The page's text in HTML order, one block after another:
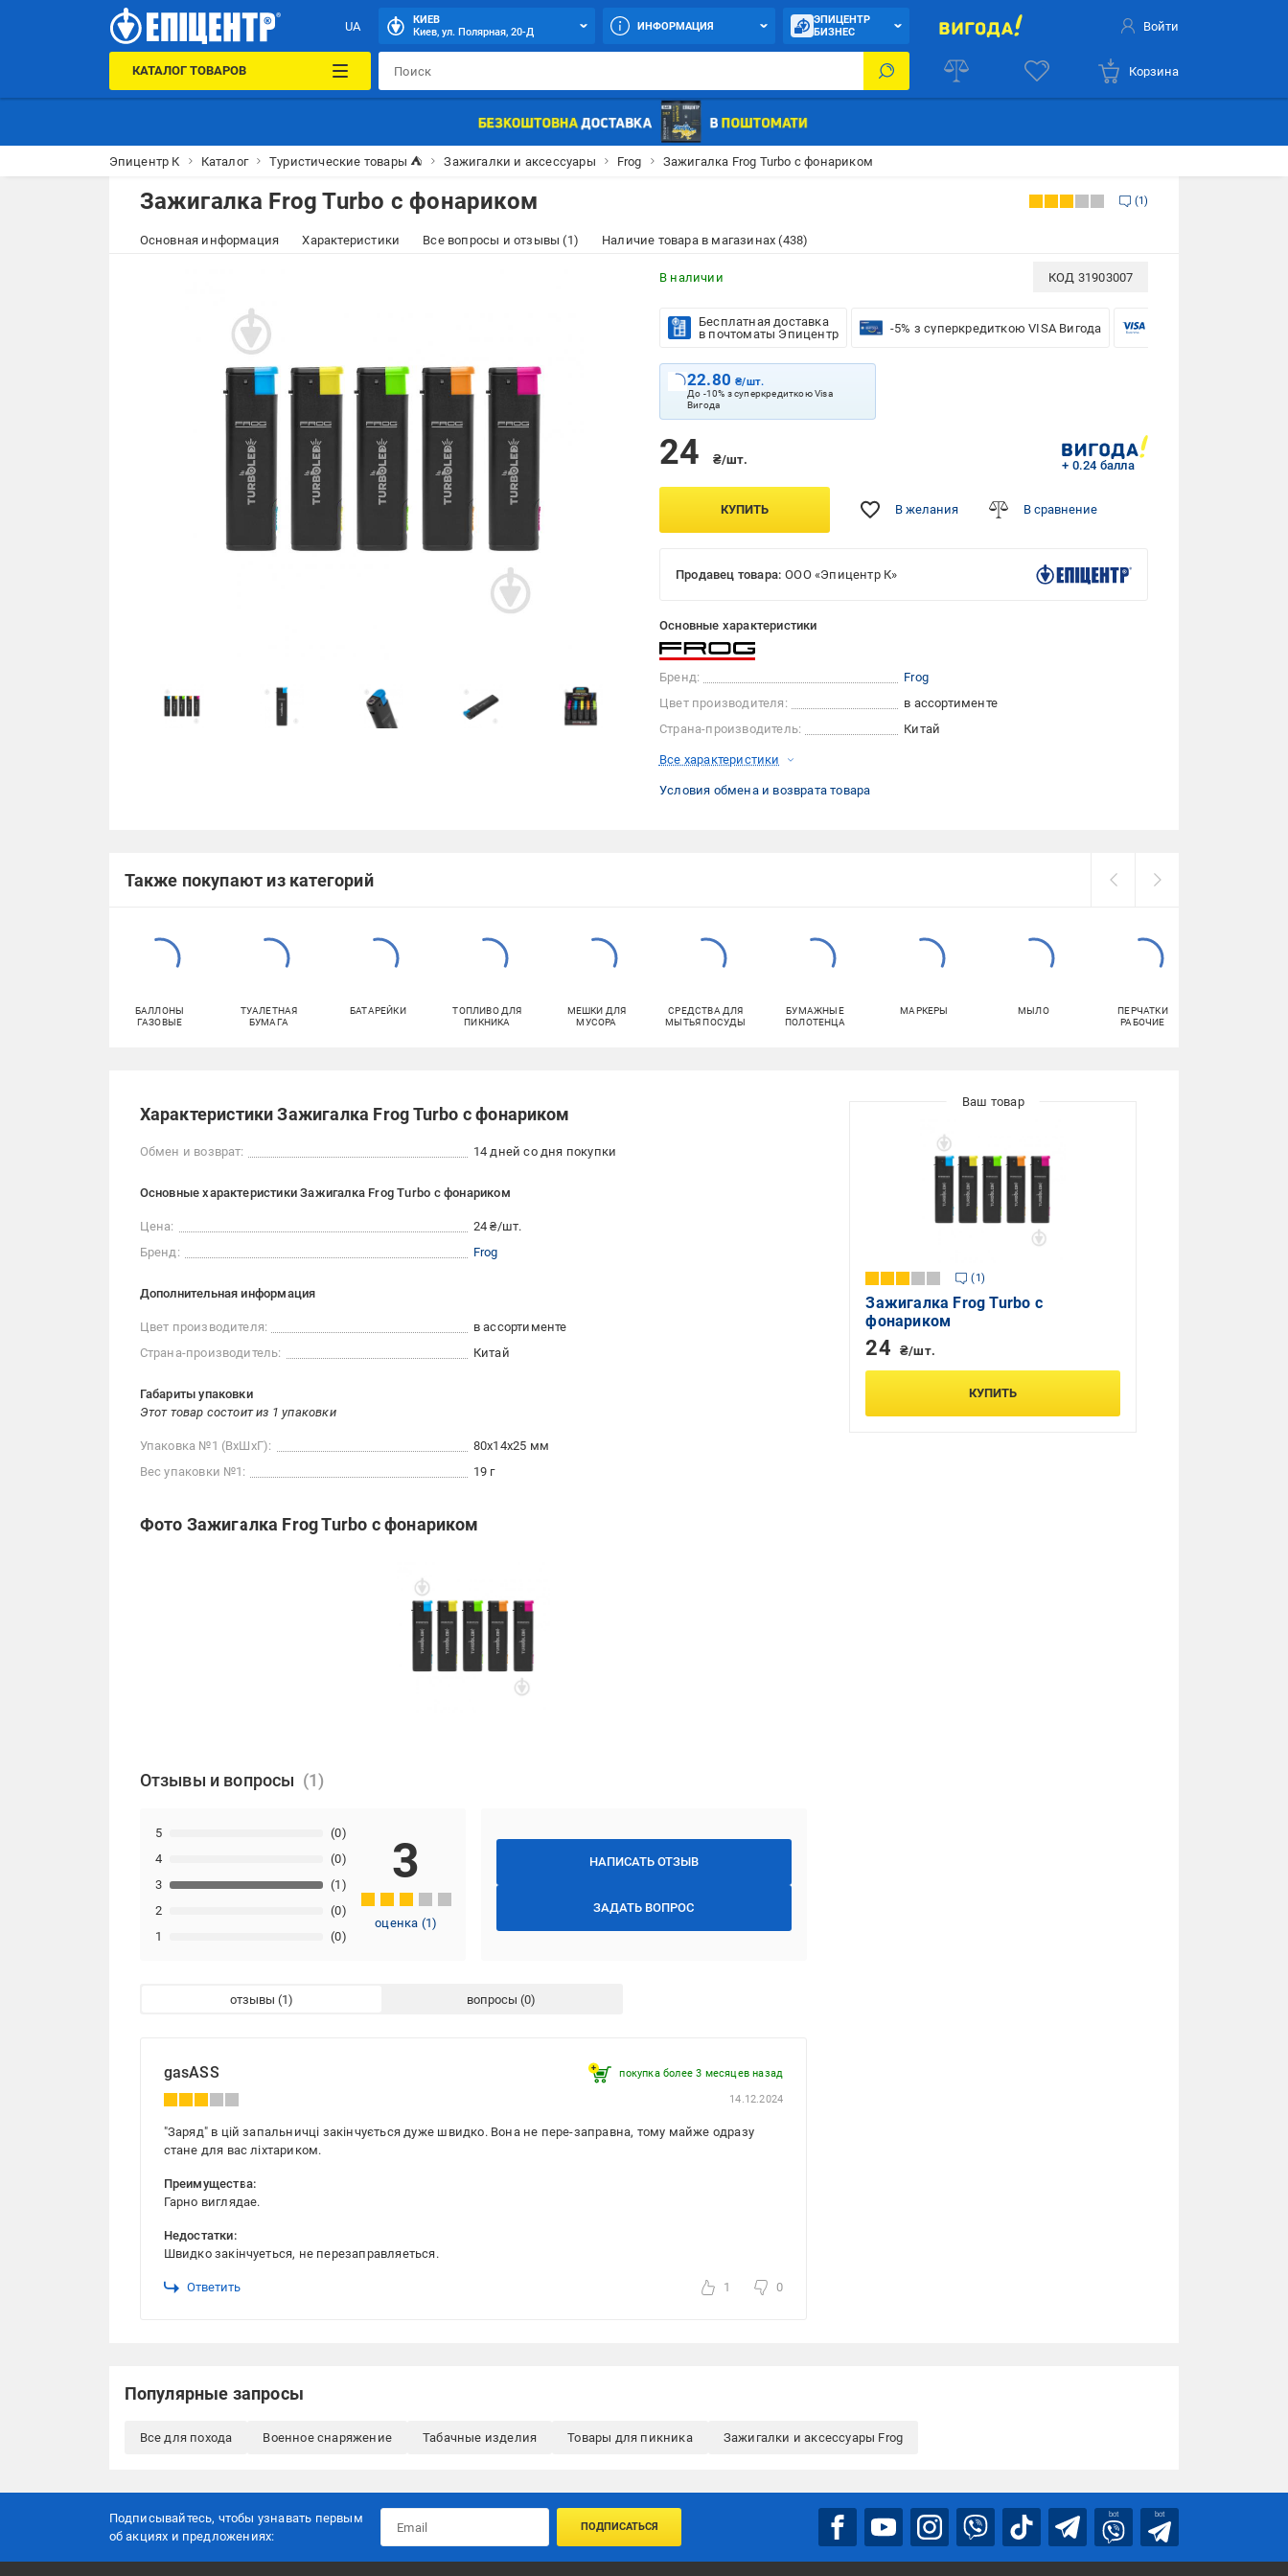
UA
КИЕВ
Киев, ул. Полярная, 20-Д
ИНФОРМАЦИЯ
ЭПИЦЕНТР
БИЗНЕС
Войти
КАТАЛОГ ТОВАРОВ Корзина
Эпицентр К Каталог Туристические товары ⛺ Зажигалки и аксессуары Frog Зажигалка Frog Turbo с фонариком
Зажигалка Frog Turbo с фонариком 1
Основная информация Характеристики Все вопросы и отзывы (1) Наличие товара в магазинах (438)
В наличии КОД 31903007
Бесплатная доставка
в почтоматы Эпицентр
-5% з суперкредиткою VISA Вигода
22.80₴/шт.
До -10% з суперкредиткою Visa
Вигода
24 ₴/шт. + 0.24 балла
КУПИТЬ В желания В сравнение
Продавец товара: ООО «Эпицентр К»
Основные характеристики
Бренд:
Frog
Цвет производителя:
в ассортименте
Страна-производитель:
Китай
Все характеристики
Условия обмена и возврата товара
Также покупают из категорий
БАЛЛОНЫ
ГАЗОВЫЕ
ТУАЛЕТНАЯ
БУМАГА
БАТАРЕЙКИ
ТОПЛИВО ДЛЯ
ПИКНИКА
МЕШКИ ДЛЯ
МУСОРА
СРЕДСТВА ДЛЯ
МЫТЬЯ ПОСУДЫ
БУМАЖНЫЕ
ПОЛОТЕНЦА
МАРКЕРЫ МЫЛО
ПЕРЧАТКИ
РАБОЧИЕ
Характеристики Зажигалка Frog Turbo с фонариком
Обмен и возврат: 14 дней со дня покупки
Основные характеристики Зажигалка Frog Turbo с фонариком
Цена:
24 ₴/шт.
Бренд:
Frog
Дополнительная информация
Цвет производителя:
в ассортименте
Страна-производитель:
Китай
Габариты упаковки
Этот товар состоит из 1 упаковки
Упаковка №1 (ВхШхГ):
80x14x25 мм
Вес упаковки №1:
19 г
Фото Зажигалка Frog Turbo с фонариком
Отзывы и вопросы
НАПИСАТЬ ОТЗЫВ
ЗАДАТЬ ВОПРОС
1 (0)
2 (0)
3 (1)
4 (0)
5 (0)
3
оценка (1)
отзывы вопросы
gasASS покупка более 3 месяцев назад
14.12.2024
"Заряд" в цій запальничці закінчується дуже швидко. Вона не пере-заправна, тому майже одразу
стане для вас ліхтариком.
Преимущества:
Гарно виглядае.
Недостатки:
Швидко закінчуеться, не перезаправляеться.
Ответить 1 0
1
Зажигалка Frog Turbo с
фонариком
24 ₴/шт.
КУПИТЬ
Популярные запросы
Все для похода Военное снаряжение Табачные изделия Товары для пикника Зажигалки и аксессуары Frog
Подписывайтесь, чтобы узнавать первым
об акцияx и предложениях:
ПОДПИСАТЬСЯ
bot bot